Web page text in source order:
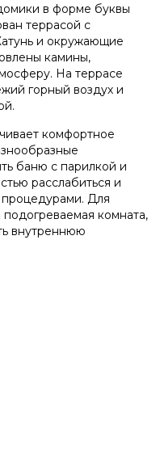
в форме буквы
террасой с
и окружающие
камины,
На террасе
горный воздух и
комфортное
баню с парилкой и
расслабиться и
процедурами. Для
комната,
внутреннюю